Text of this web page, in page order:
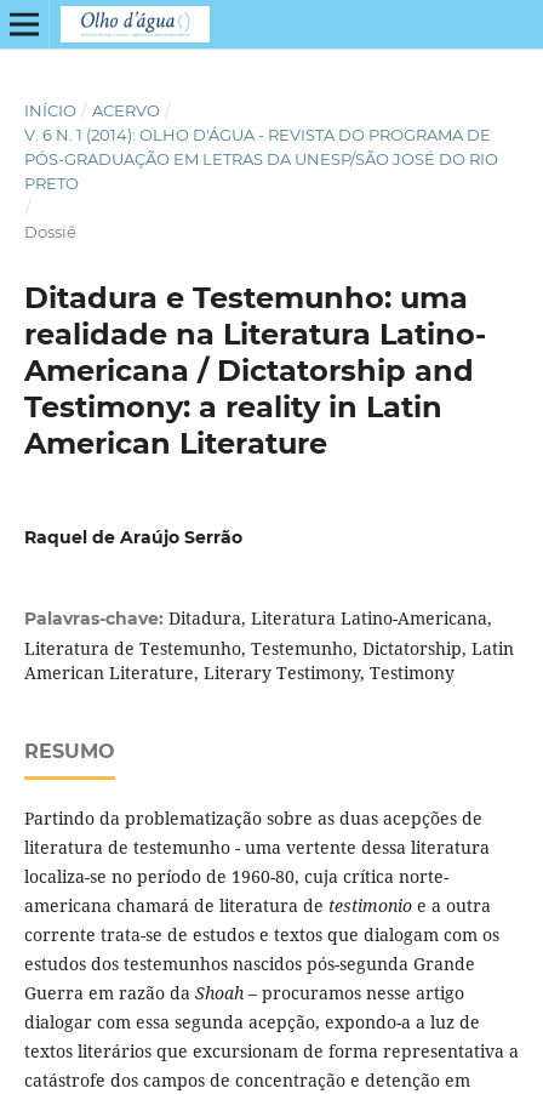
INÍCIO / ACERVO /
V. 6 N. 1 (2014): OLHO D'ÁGUA - REVISTA DO PROGRAMA DE
PÓS-GRADUAÇÃO EM LETRAS DA UNESP/SÃO JOSÉ DO RIO
PRETO
/
Dossiê
Ditadura e Testemunho: uma
realidade na Literatura Latino-
Americana / Dictatorship and
Testimony: a reality in Latin
American Literature
Raquel de Araújo Serrão
Palavras-chave: Ditadura, Literatura Latino-Americana,
Literatura de Testemunho, Testemunho, Dictatorship, Latin
American Literature, Literary Testimony, Testimony
RESUMO
Partindo da problematização sobre as duas acepções de
literatura de testemunho - uma vertente dessa literatura
localiza-se no período de 1960-80, cuja crítica norte-
americana chamará de literatura de testimonioe a outra
corrente trata-se de estudos e textos que dialogam com os
estudos dos testemunhos nascidos pós-segunda Grande
Guerra em razão da Shoah– procuramos nesse artigo
dialogar com essa segunda acepção, expondo-a a luz de
textos literários que excursionam de forma representativa a
catástrofe dos campos de concentração e detenção em